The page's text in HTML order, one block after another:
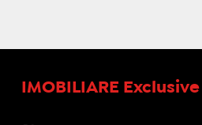
IMOBILIARE Exclusive